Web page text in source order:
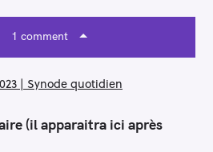
1 comment
| Synode quotidien
(il apparaitra ici après